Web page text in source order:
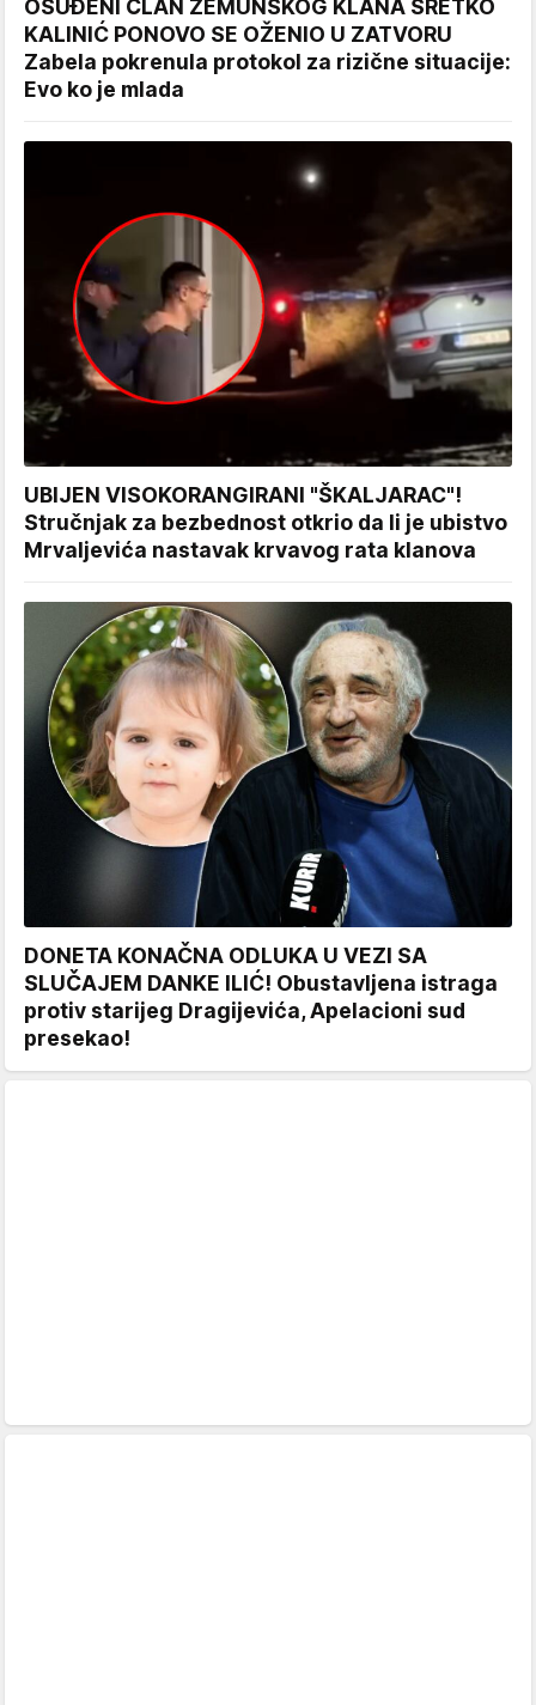
OSUĐENI ČLAN ZEMUNSKOG KLANA SRETKO
KALINIĆ PONOVO SE OŽENIO U ZATVORU
Zabela pokrenula protokol za rizične situacije:
Evo ko je mlada
UBIJEN VISOKORANGIRANI "ŠKALJARAC"!
Stručnjak za bezbednost otkrio da li je ubistvo
Mrvaljevića nastavak krvavog rata klanova
DONETA KONAČNA ODLUKA U VEZI SA
SLUČAJEM DANKE ILIĆ! Obustavljena istraga
protiv starijeg Dragijevića, Apelacioni sud
presekao!